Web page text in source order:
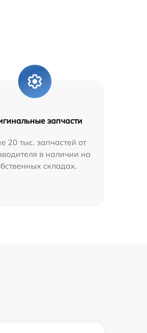
запчасти
20 тыс. запчастей от
в наличии на
складах.